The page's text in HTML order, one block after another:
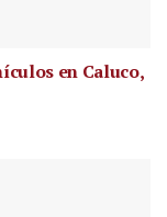
en Caluco,